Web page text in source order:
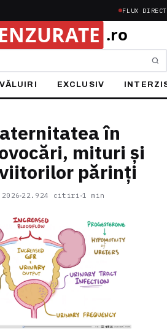
FLUX DIRECT
EXCLUSIV
în
mituri și
părinți
22.924 citiri 1 min